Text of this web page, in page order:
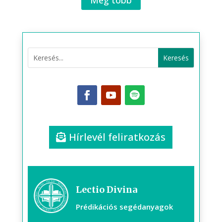
Hírlevél feliratkozás
Lectio Divina
Prédikációs segédanyagok